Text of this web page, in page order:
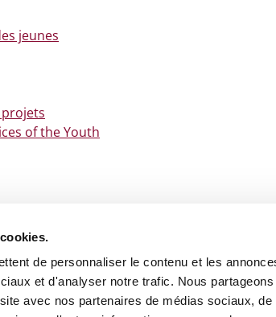
de personnaliser le contenu et les
et d'analyser notre trafic. Nous
avec nos partenaires de médias sociaux,
jeunes
projets
of the Youth